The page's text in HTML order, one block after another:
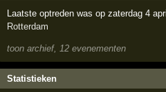
Laatste optreden was op zaterdag 4
Rotterdam
toon archief, 12 evenementen
Statistieken